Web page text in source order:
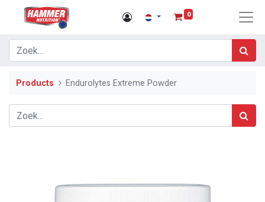
0
Products Endurolytes Extreme Powder